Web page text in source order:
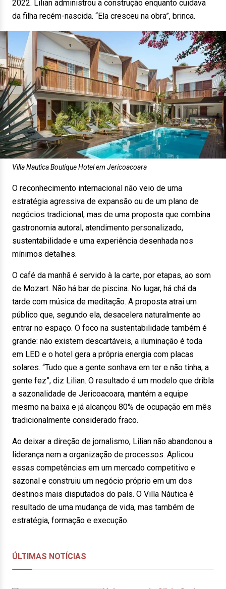
2022. Lilian administrou a construção enquanto cuidava
da filha recém-nascida. “Ela cresceu na obra”, brinca.
Villa Nautica Boutique Hotel em Jericoacoara
O reconhecimento internacional não veio de uma
estratégia agressiva de expansão ou de um plano de
negócios tradicional, mas de uma proposta que combina
gastronomia autoral, atendimento personalizado,
sustentabilidade e uma experiência desenhada nos
mínimos detalhes.
O café da manhã é servido à la carte, por etapas, ao som
de Mozart. Não há bar de piscina. No lugar, há chá da
tarde com música de meditação. A proposta atrai um
público que, segundo ela, desacelera naturalmente ao
entrar no espaço. O foco na sustentabilidade também é
grande: não existem descartáveis, a iluminação é toda
em LED e o hotel gera a própria energia com placas
solares. “Tudo que a gente sonhava em ter e não tinha, a
gente fez”, diz Lilian. O resultado é um modelo que dribla
a sazonalidade de Jericoacoara, mantém a equipe
mesmo na baixa e já alcançou 80% de ocupação em mês
tradicionalmente considerado fraco.
Ao deixar a direção de jornalismo, Lilian não abandonou a
liderança nem a organização de processos. Aplicou
essas competências em um mercado competitivo e
sazonal e construiu um negócio próprio em um dos
destinos mais disputados do país. O Villa Náutica é
resultado de uma mudança de vida, mas também de
estratégia, formação e execução.